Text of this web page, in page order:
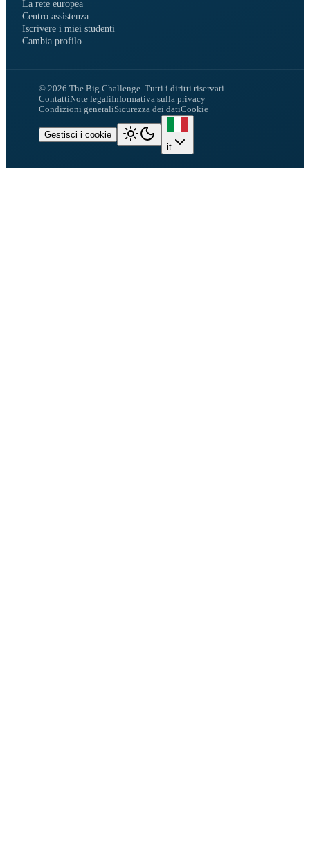
La rete europea
Centro assistenza
Iscrivere i miei studenti
Cambia profilo
© 2026 The Big Challenge. Tutti i diritti riservati.
ContattiNote legaliInformativa sulla privacy
Condizioni generaliSicurezza dei datiCookie
Gestisci i cookie
it